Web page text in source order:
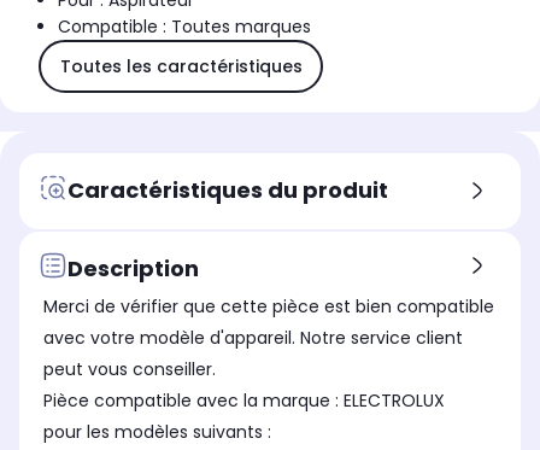
Compatible : Toutes marques
Toutes les caractéristiques
Caractéristiques du produit
Description
Merci de vérifier que cette pièce est bien compatible
avec votre modèle d'appareil. Notre service client
peut vous conseiller.
Pièce compatible avec la marque : ELECTROLUX
pour les modèles suivants :